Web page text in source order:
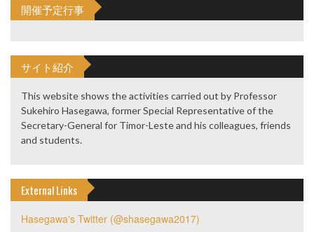
開催予定行事
サイト紹介
This website shows the activities carried out by Professor
Sukehiro Hasegawa, former Special Representative of the
Secretary-General for Timor-Leste and his colleagues, friends
and students.
External Links
Hasegawa's Twitter (@shasegawa2017)